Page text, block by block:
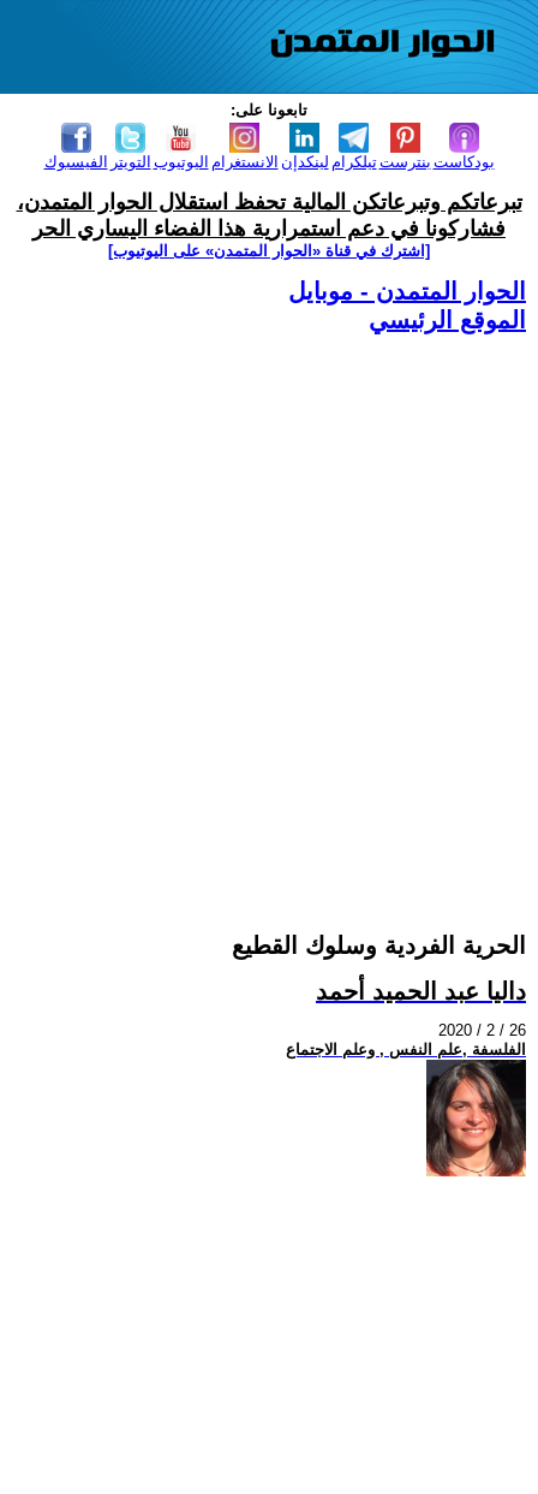
تابعونا على:
الفيسبوك التويتر اليوتيوب الانستغرام لينكدإن تيلكرامبنترست بودكاست
تبرعاتكم وتبرعاتكن المالية تحفظ استقلال الحوار المتمدن،
فشاركونا في دعم استمرارية هذا الفضاء اليساري الحر
[اشترك في قناة ‫«الحوار المتمدن» على اليوتيوب]
الحوار المتمدن - موبايل
الموقع الرئيسي
الحرية الفردية وسلوك القطيع
داليا عبد الحميد أحمد
2020 / 2 / 26
الفلسفة ,علم النفس , وعلم الاجتماع